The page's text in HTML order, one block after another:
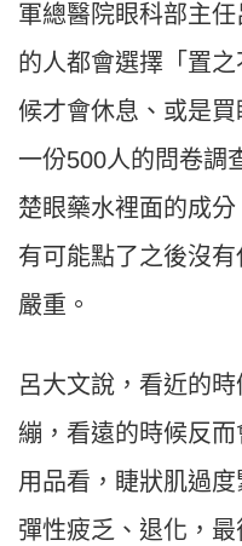
軍總醫院眼科部主
的人都會選擇「置
候才會休息、或是
一份500人的問卷調
楚眼藥水裡面的成
有可能點了之後沒
嚴重。
呂大文說，看近的
繃，看遠的時候反
用品看，睫狀肌過
彈性疲乏、退化，